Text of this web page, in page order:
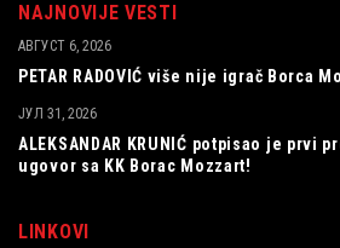
NAJNOVIJE VESTI
PETAR RADOVIĆ više nije igrač Borca
АВГУСТ 6, 2026
ALEKSANDAR KRUNIĆ potpisao je prvi
ugovor sa KK Borac Mozzart!
ЈУЛ 31, 2026
LINKOVI